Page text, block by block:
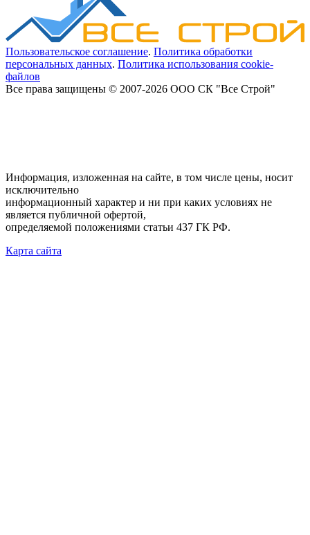
Пользовательское соглашение. Политика обработки
персональных данных. Политика использования cookie-
файлов
Все права защищены © 2007-2026 ООО СК "Все Строй"
Информация, изложенная на сайте, в том числе цены, носит
исключительно
информационный характер и ни при каких условиях не
является публичной офертой,
определяемой положениями статьи 437 ГК РФ.
Карта сайта